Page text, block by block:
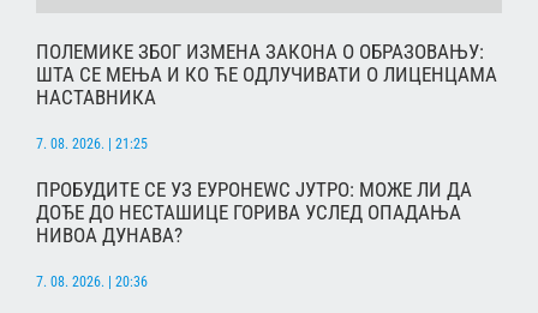
ПОЛЕМИКЕ ЗБОГ ИЗМЕНА ЗАКОНА О ОБРАЗОВАЊУ:
ШТА СЕ МЕЊА И КО ЋЕ ОДЛУЧИВАТИ О ЛИЦЕНЦАМА
НАСТАВНИКА
7. 08. 2026. | 21:25
ПРОБУДИТЕ СЕ УЗ ЕУРОНЕWС ЈУТРО: МОЖЕ ЛИ ДА
ДОЂЕ ДО НЕСТАШИЦЕ ГОРИВА УСЛЕД ОПАДАЊА
НИВОА ДУНАВА?
7. 08. 2026. | 20:36